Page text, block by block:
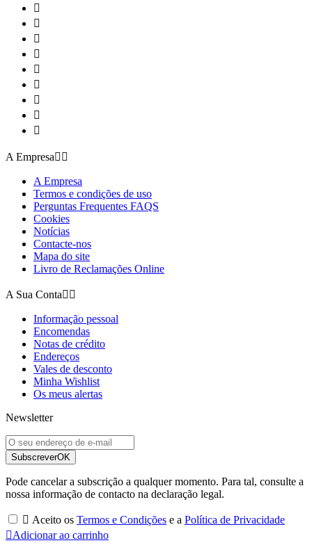









A Empresa 
A Empresa
Termos e condições de uso
Perguntas Frequentes FAQS
Cookies
Notícias
Contacte-nos
Mapa do site
Livro de Reclamações Online
A Sua Conta 
Informação pessoal
Encomendas
Notas de crédito
Endereços
Vales de desconto
Minha Wishlist
Os meus alertas
Newsletter
SubscreverOK
Pode cancelar a subscrição a qualquer momento. Para tal, consulte a
nossa informação de contacto na declaração legal.
 Aceito os Termos e Condições e a Política de Privacidade
Adicionar ao carrinho